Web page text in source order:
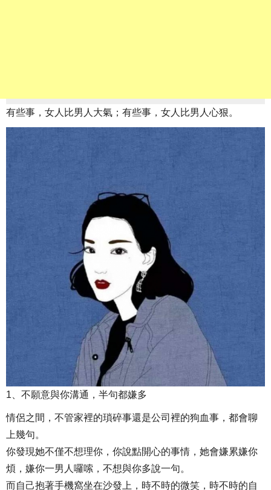
有些事，女人比男人大氣；有些事，女人比男人心狠。
1、不願意與你溝通，半句都嫌多
情侶之間，不管家裡的瑣碎事還是公司裡的狗血事，都會聊
上幾句。
你發現她不僅不想理你，你說點開心的事情，她會嫌累嫌你
煩，嫌你一男人囉嗦，不想與你多說一句。
而自己抱著手機窩坐在沙發上，時不時的微笑，時不時的自